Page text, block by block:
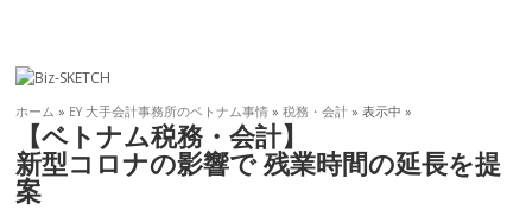
ホーム » EY 大手会計事務所のベトナム事情 »税務・会計 » 表示中 »
【ベトナム税務・会計】
新型コロナの影響で 残業時間の延長を提
案